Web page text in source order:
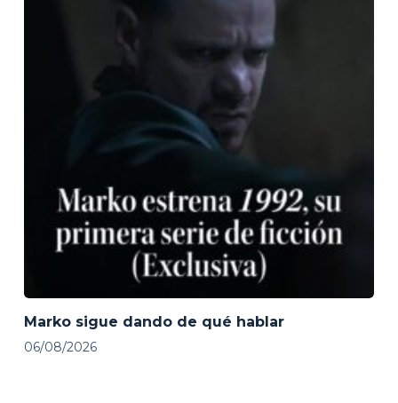
Marko sigue dando de qué hablar
06/08/2026